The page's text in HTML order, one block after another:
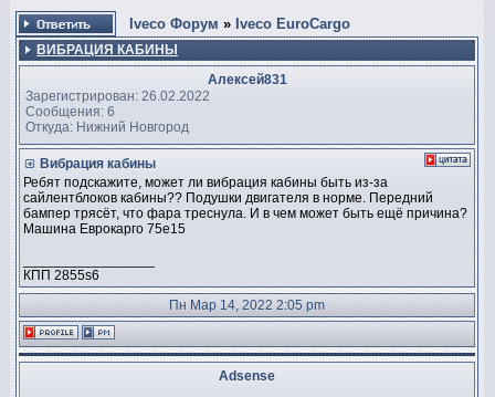
Iveco Форум » Iveco EuroCargo
ВИБРАЦИЯ КАБИНЫ
Алексей831
Зарегистрирован: 26.02.2022
Сообщения: 6
Откуда: Нижний Новгород
Вибрация кабины
Ребят подскажите, может ли вибрация кабины быть из-за
сайлентблоков кабины?? Подушки двигателя в норме. Передний
бампер трясёт, что фара треснула. И в чем может быть ещё причина?
Машина Еврокарго 75е15
КПП 2855s6
Пн Мар 14, 2022 2:05 pm
Adsense